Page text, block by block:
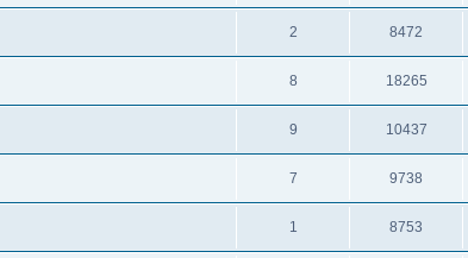
2 8472
8 18265
9 10437
7 9738
1 8753